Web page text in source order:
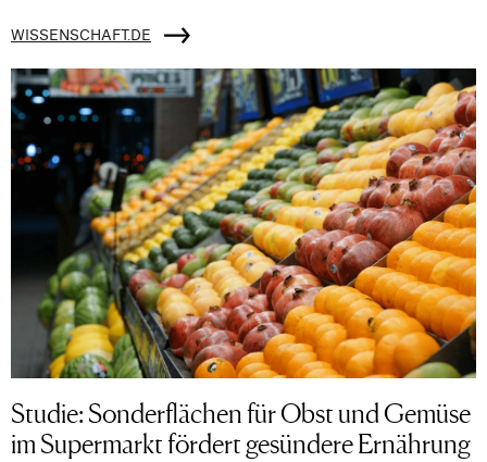
WISSENSCHAFT.DE
Studie: Sonderflächen für Obst und Gemüse
im Supermarkt fördert gesündere Ernährung